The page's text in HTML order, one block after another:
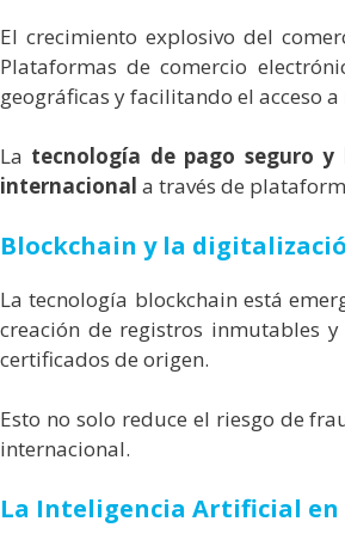
El crecimiento explosivo del
Plataformas de comercio
geográficas y facilitando el acceso
La tecnología de pago seguro
internacional a través de
Blockchain y la
La tecnología blockchain está
creación de registros inmutables
certificados de origen.
Esto no solo reduce el riesgo de
internacional.
La Inteligencia Artificial en